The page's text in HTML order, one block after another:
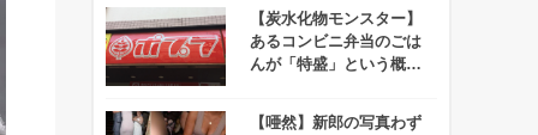
【炭水化物モンスター】
あるコンビニ弁当のごは
んが「特盛」という概念
に！
【唖然】新郎の写真わず